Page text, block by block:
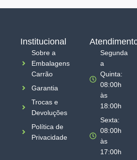
Institucional
Sobre a
Embalagens
Carrão
Garantia
Trocas e
Devoluções
Política de
Privacidade
Segunda
a
Quinta:
08:00h
às
18:00h
Sexta:
08:00h
às
17:00h